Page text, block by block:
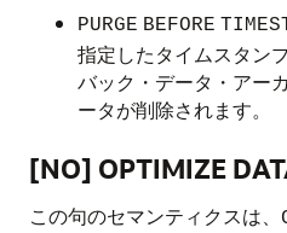
PURGE BEFORE
指定したタイムスタン
バック・データ・アー
ータが削除されます。
[NO] OPTIMIZE
この句のセマンティクスは、